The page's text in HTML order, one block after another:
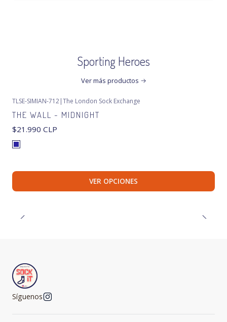
Sporting Heroes
Ver más productos
TLSE-SIMIAN-712|The London Sock Exchange
THE WALL - MIDNIGHT
$21.990 CLP
VER OPCIONES
Síguenos